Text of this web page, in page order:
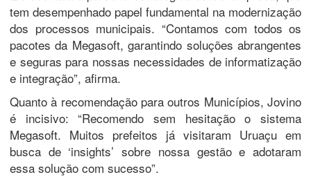
tem desempenhado papel fundamental na modernização
dos processos municipais. “Contamos com todos os
pacotes da Megasoft, garantindo soluções abrangentes
e seguras para nossas necessidades de informatização
e integração”, afirma.
Quanto à recomendação para outros Municípios, Jovino
é incisivo: “Recomendo sem hesitação o sistema
Megasoft. Muitos prefeitos já visitaram Uruaçu em
busca de ‘insights’ sobre nossa gestão e adotaram
essa solução com sucesso”.